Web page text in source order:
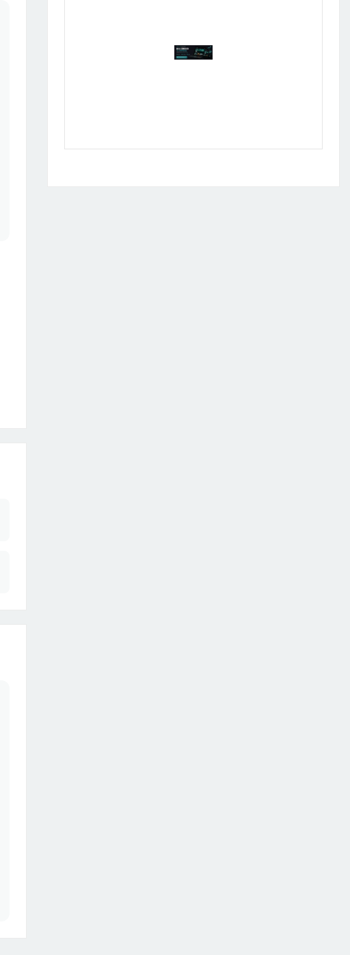
Publicidad